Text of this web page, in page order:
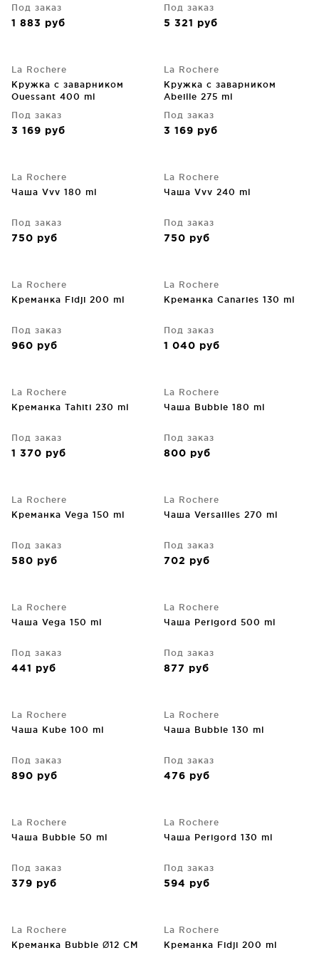
Под заказ
1 883 руб
Под заказ
5 321 руб
La Rochere
Кружка с заварником
Ouessant 400 ml
Под заказ
3 169 руб
La Rochere
Кружка с заварником
Abeille 275 ml
Под заказ
3 169 руб
La Rochere
Чаша Vvv 180 ml
Под заказ
750 руб
La Rochere
Чаша Vvv 240 ml
Под заказ
750 руб
La Rochere
Креманка Fidji 200 ml
Под заказ
960 руб
La Rochere
Креманка Canaries 130 ml
Под заказ
1 040 руб
La Rochere
Креманка Tahiti 230 ml
Под заказ
1 370 руб
La Rochere
Чаша Bubble 180 ml
Под заказ
800 руб
La Rochere
Креманка Vega 150 ml
Под заказ
580 руб
La Rochere
Чаша Versailles 270 ml
Под заказ
702 руб
La Rochere
Чаша Vega 150 ml
Под заказ
441 руб
La Rochere
Чаша Perigord 500 ml
Под заказ
877 руб
La Rochere
Чаша Kube 100 ml
Под заказ
890 руб
La Rochere
Чаша Bubble 130 ml
Под заказ
476 руб
La Rochere
Чаша Bubble 50 ml
Под заказ
379 руб
La Rochere
Чаша Perigord 130 ml
Под заказ
594 руб
La Rochere
Креманка Bubble Ø12 CM
La Rochere
Креманка Fidji 200 ml